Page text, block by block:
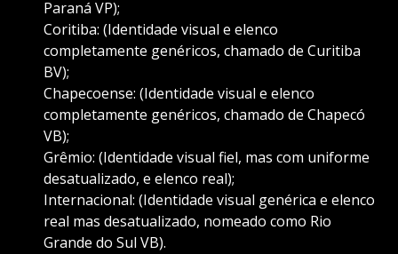
Paraná VP);
Coritiba: (Identidade visual e elenco
completamente genéricos, chamado de Curitiba
BV);
Chapecoense: (Identidade visual e elenco
completamente genéricos, chamado de Chapecó
VB);
Grêmio: (Identidade visual fiel, mas com uniforme
desatualizado, e elenco real);
Internacional: (Identidade visual genérica e elenco
real mas desatualizado, nomeado como Rio
Grande do Sul VB).